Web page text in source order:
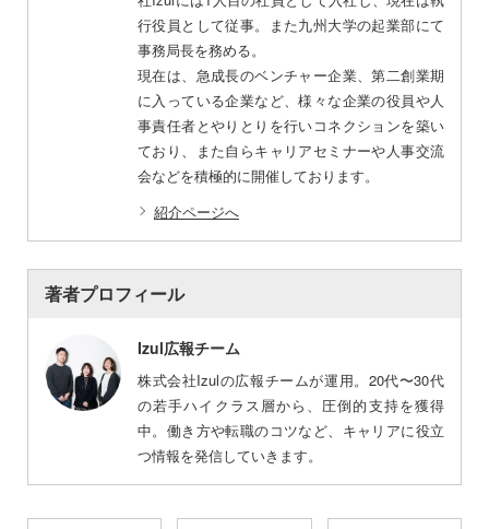
行役員として従事。また九州大学の起業部にて
事務局長を務める。
現在は、急成長のベンチャー企業、第二創業期
に入っている企業など、様々な企業の役員や人
事責任者とやりとりを行いコネクションを築い
ており、また自らキャリアセミナーや人事交流
会などを積極的に開催しております。
紹介ページへ
著者プロフィール
Izul広報チーム
株式会社Izulの広報チームが運用。20代〜30代
の若手ハイクラス層から、圧倒的支持を獲得
中。働き方や転職のコツなど、キャリアに役立
つ情報を発信していきます。